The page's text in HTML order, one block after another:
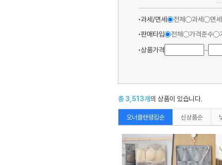
과세/면세 전체 과세
면세
판매타입
전체 가격준수
상품가격
~
총3,513개의 상품이 있습니다.
오너클랜랭킹순 신상품순